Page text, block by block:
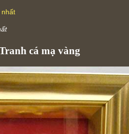
cá mạ vàng